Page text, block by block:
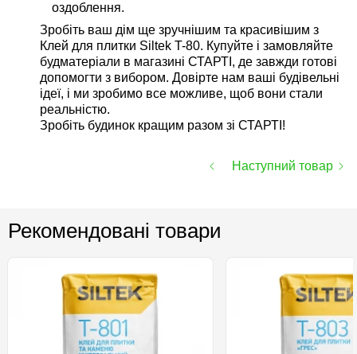
оздоблення.
Зробіть ваш дім ще зручнішим та красивішим з
Клей для плитки Siltek T-80. Купуйте і замовляйте
будматеріали в магазині СТАРТІ, де завжди готові
допомогти з вибором. Довірте нам ваші будівельні
ідеї, і ми зробимо все можливе, щоб вони стали
реальністю.
Зробіть будинок кращим разом зі СТАРТІ!
Наступний товар
Рекомендовані товари